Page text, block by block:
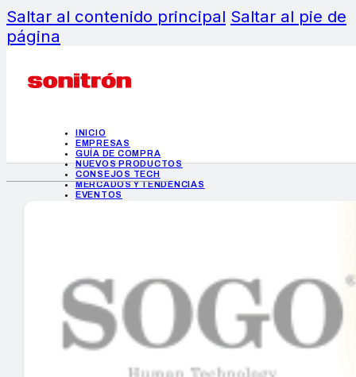
Saltar al contenido principal Saltar al pie de
página
INICIO
EMPRESAS
GUÍA DE COMPRA
NUEVOS PRODUCTOS
CONSEJOS TECH
MERCADOS Y TENDENCIAS
EVENTOS
INICIO
EMPRESAS
GUÍA DE COMPRA